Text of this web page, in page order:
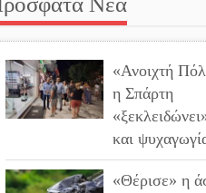
«Ανοιχτή
η Σπάρτη
και
«Θέρισε» η